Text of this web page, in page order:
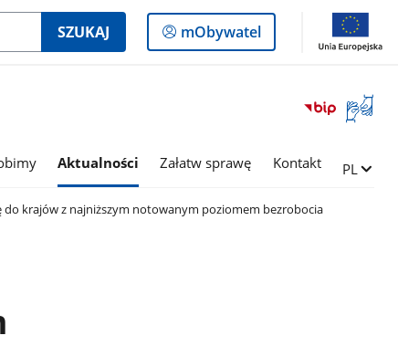
SZUKAJ
Logowanie
do
mObywatel
Otwórz
okno
języka
Aktualności Załatw sprawę Kontakt Zmień
PL
do krajów z najniższym notowanym poziomem bezrobocia